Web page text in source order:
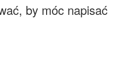
by móc napisać